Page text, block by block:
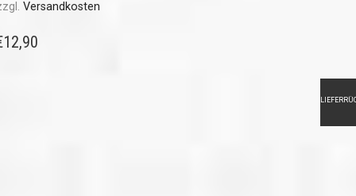
Versandkosten
12,90